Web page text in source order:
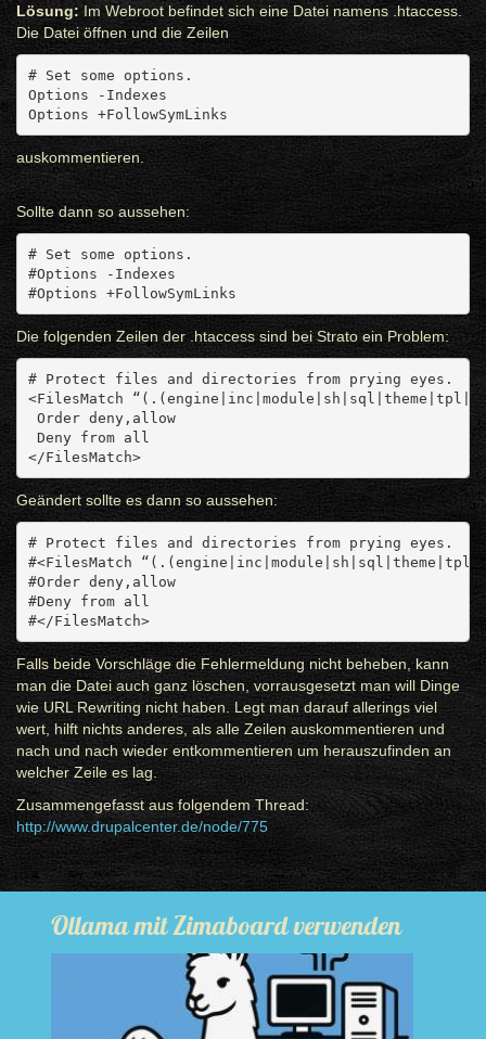
Lösung: Im Webroot befindet sich eine Datei namens .htaccess.
Die Datei öffnen und die Zeilen
# Set some options.
Options -Indexes
Options +FollowSymLinks
auskommentieren.
Sollte dann so aussehen:
# Set some options.
#Options -Indexes
#Options +FollowSymLinks
Die folgenden Zeilen der .htaccess sind bei Strato ein Problem:
# Protect files and directories from prying eyes.
<FilesMatch
Order deny,allow
Deny from all
</FilesMatch>
Geändert sollte es dann so aussehen:
# Protect files and directories from prying eyes.
#<FilesMatch
#Order deny,allow
#Deny from all
#</FilesMatch>
Falls beide Vorschläge die Fehlermeldung nicht beheben, kann
man die Datei auch ganz löschen, vorrausgesetzt man will Dinge
wie URL Rewriting nicht haben. Legt man darauf allerings viel
wert, hilft nichts anderes, als alle Zeilen auskommentieren und
nach und nach wieder entkommentieren um herauszufinden an
welcher Zeile es lag.
Zusammengefasst aus folgendem Thread:
http://www.drupalcenter.de/node/775
Ollama mit Zimaboard verwenden